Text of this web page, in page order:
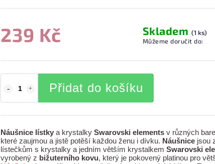
239 Kč Skladem (1 ks)
Můžeme doručit do:
Přidat do košíku
Náušnice lístky a krystalky Swarovski elements v různých
které zaujmou a jistě potěší každou ženu i dívku. Náušnice jsou
lístečkům s krystalky a jedním větším krystalkem Swarovski
vyrobený z bižuterního kovu, který je pokovený platinou pro